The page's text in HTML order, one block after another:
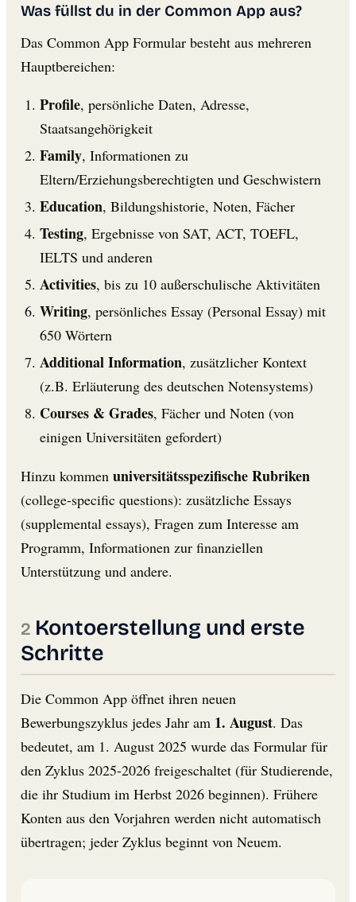
Was füllst du in der Common App aus?
Das Common App Formular besteht aus mehreren
Hauptbereichen:
Profile, persönliche Daten, Adresse,
Staatsangehörigkeit
Family, Informationen zu
Eltern/Erziehungsberechtigten und Geschwistern
Education, Bildungshistorie, Noten, Fächer
Testing, Ergebnisse von SAT, ACT, TOEFL,
IELTS und anderen
Activities, bis zu 10 außerschulische Aktivitäten
Writing, persönliches Essay (Personal Essay) mit
650 Wörtern
Additional Information, zusätzlicher Kontext
(z.B. Erläuterung des deutschen Notensystems)
Courses & Grades, Fächer und Noten (von
einigen Universitäten gefordert)
Hinzu kommen universitätsspezifische Rubriken
(college-specific questions): zusätzliche Essays
(supplemental essays), Fragen zum Interesse am
Programm, Informationen zur finanziellen
Unterstützung und andere.
Kontoerstellung und erste
Schritte
Die Common App öffnet ihren neuen
Bewerbungszyklus jedes Jahr am 1. August. Das
bedeutet, am 1. August 2025 wurde das Formular für
den Zyklus 2025-2026 freigeschaltet (für Studierende,
die ihr Studium im Herbst 2026 beginnen). Frühere
Konten aus den Vorjahren werden nicht automatisch
übertragen; jeder Zyklus beginnt von Neuem.